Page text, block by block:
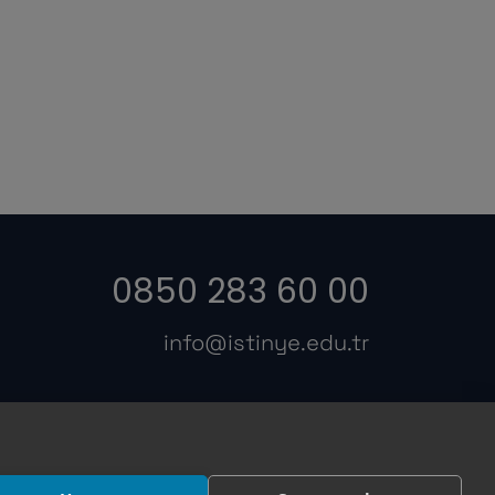
0850 283 60 00
info@istinye.edu.tr